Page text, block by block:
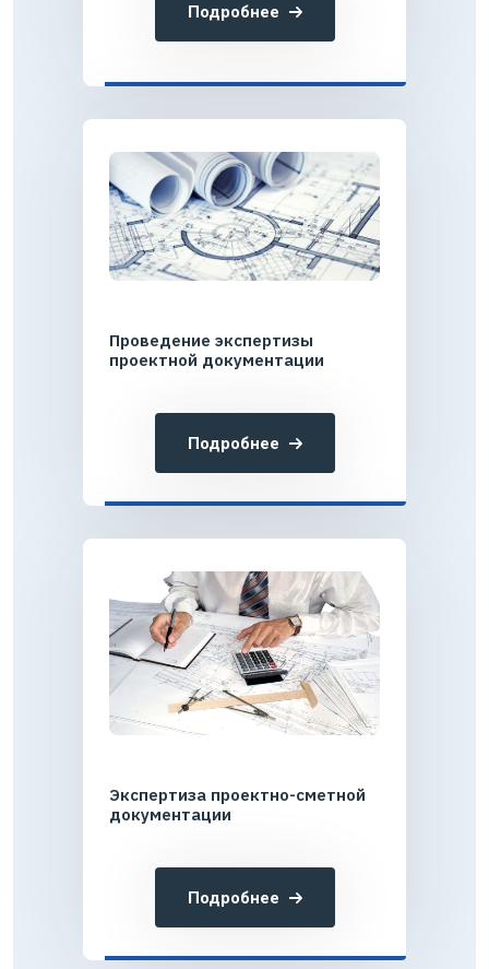
Подробнее
Проведение экспертизы
проектной документации
Подробнее
Экспертиза проектно-сметной
документации
Подробнее